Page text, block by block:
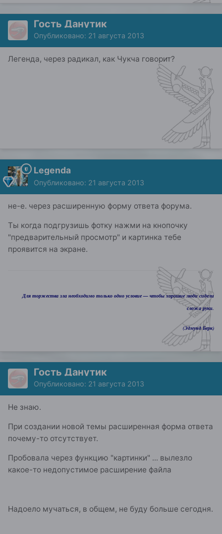
Гость Данутик
Опубликовано: 21 августа 2013
Легенда, через радикал, как Чукча говорит?
Legenda
Опубликовано: 21 августа 2013
не-е. через расширенную форму ответа форума.
Ты когда подгрузишь фотку нажми на кнопочку
"предварительный просмотр" и картинка тебе
проявится на экране.
Для торжества зла необходимо только одно условие — чтобы хорошие люди сидели
сложа руки.
(Эдмунд Берк)
Гость Данутик
Опубликовано: 21 августа 2013
Не знаю.
При создании новой темы расширенная форма ответа
почему-то отсутствует.
Пробовала через функцию "картинки" ... вылезло
какое-то недопустимое расширение файла
Надоело мучаться, в общем, не буду больше сегодня.